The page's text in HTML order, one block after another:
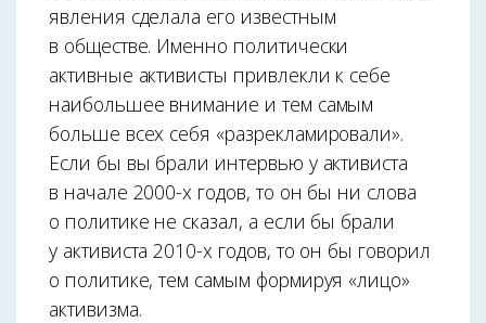
явления сделала его известным
в обществе. Именно политически
активные активисты привлекли к себе
наибольшее внимание и тем самым
больше всех себя «разрекламировали».
Если бы вы брали интервью у активиста
в начале 2000-х годов, то он бы ни слова
о политике не сказал, а если бы брали
у активиста 2010-х годов, то он бы говорил
о политике, тем самым формируя «лицо»
активизма.